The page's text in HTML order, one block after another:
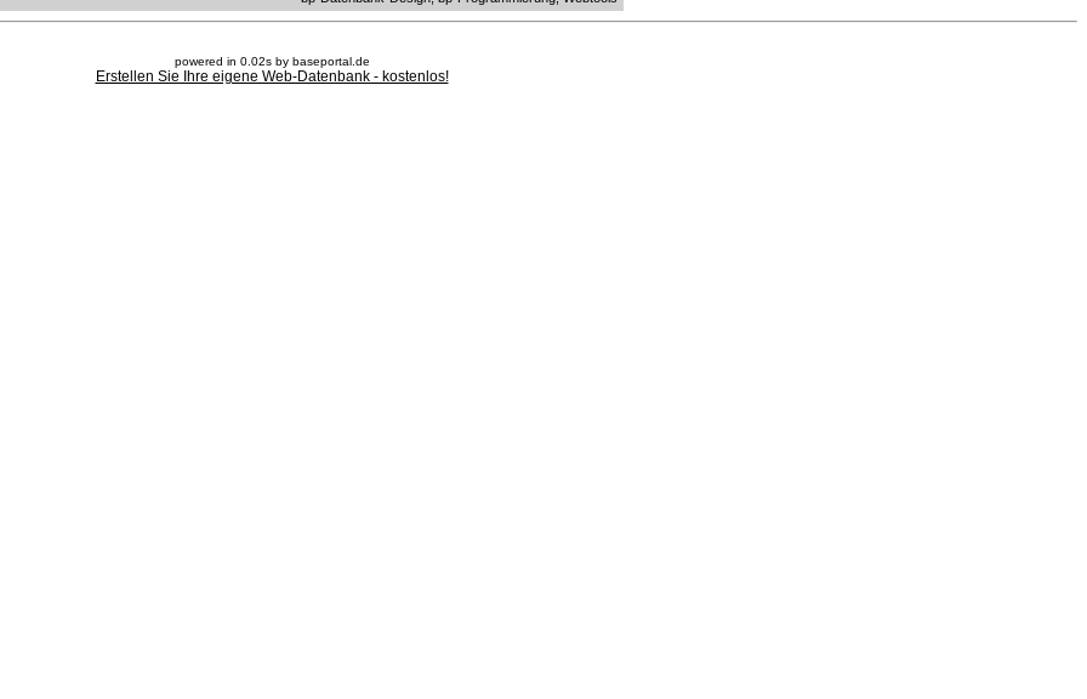
powered in 0.02s by baseportal.de
Erstellen Sie Ihre eigene Web-Datenbank - kostenlos!